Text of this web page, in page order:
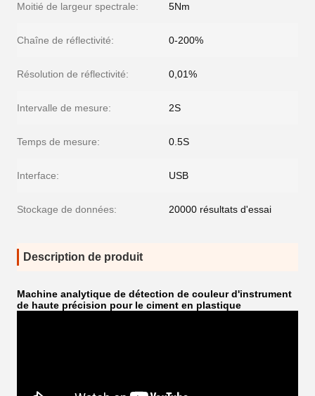
Moitié de largeur spectrale: 5Nm
Chaîne de réflectivité: 0-200%
Résolution de réflectivité: 0,01%
Intervalle de mesure: 2S
Temps de mesure: 0.5S
Interface: USB
Stockage de données: 20000 résultats d'essai
Description de produit
Machine analytique de détection de couleur d'instrument
de haute précision pour le ciment en plastique